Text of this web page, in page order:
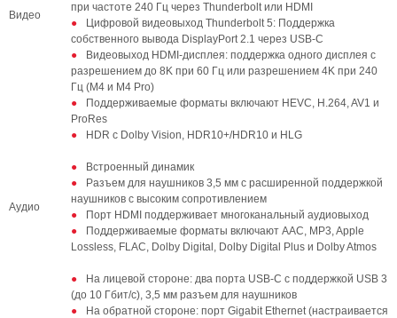
Видео
при частоте 240 Гц через Thunderbolt или HDMI
Цифровой видеовыход Thunderbolt 5: Поддержка
собственного вывода DisplayPort 2.1 через USB‑C
Видеовыход HDMI-дисплея: поддержка одного дисплея с
разрешением до 8K при 60 Гц или разрешением 4K при 240
Гц (M4 и M4 Pro)
Поддерживаемые форматы включают HEVC, H.264, AV1 и
ProRes
HDR с Dolby Vision, HDR10+/HDR10 и HLG
Аудио
Встроенный динамик
Разъем для наушников 3,5 мм с расширенной поддержкой
наушников с высоким сопротивлением
Порт HDMI поддерживает многоканальный аудиовыход
Поддерживаемые форматы включают AAC, MP3, Apple
Lossless, FLAC, Dolby Digital, Dolby Digital Plus и Dolby Atmos
На лицевой стороне: два порта USB-C с поддержкой USB 3
(до 10 Гбит/с), 3,5 мм разъем для наушников
На обратной стороне: порт Gigabit Ethernet (настраивается